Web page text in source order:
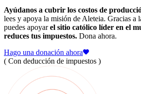
Ayúdanos a cubrir los costos de
lees y apoya la misión de Aleteia. Gracias a
puedes apoyarel sitio católico líder en el
reduces tus impuestos. Dona ahora.
Hago una donación ahora
( Con deducción de impuestos )